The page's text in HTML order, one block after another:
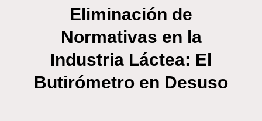
Eliminación de
Normativas en la
Industria Láctea: El
Butirómetro en Desuso